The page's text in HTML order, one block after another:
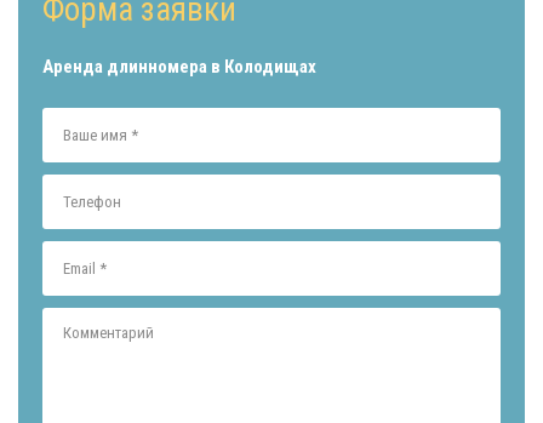
Форма заявки
Аренда длинномера в Колодищах